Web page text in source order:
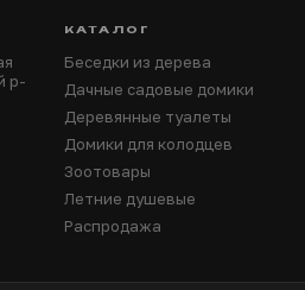
р-
КАТАЛОГ
Беседки из дерева
Дачные садовые домики
Деревянные туалеты
Домики для колодцев
Зоотовары
Летние душевые
Распродажа